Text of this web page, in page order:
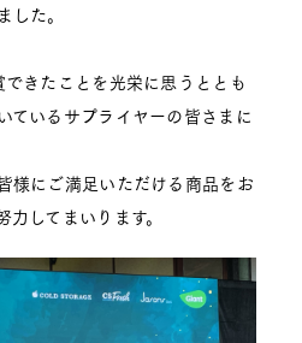
シャン貿易
Instagram
Instagram
た。
きたことを光栄に思うととも
ているサプライヤーの皆さまに
様にご満足いただける商品をお
してまいります。